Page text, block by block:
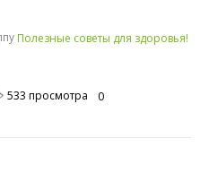
Полезные советы для здоровья!
533 просмотра 0